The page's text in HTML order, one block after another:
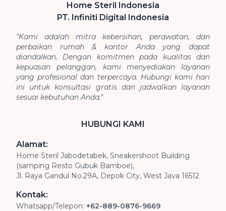
Home Steril Indonesia
PT. Infiniti Digital Indonesia
"Kami adalah mitra kebersihan, perawatan, dan
perbaikan rumah & kantor Anda yang dapat
diandalkan. Dengan komitmen pada kualitas dan
kepuasan pelanggan, kami menyediakan layanan
yang profesional dan terpercaya. Hubungi kami hari
ini untuk konsultasi gratis dan jadwalkan layanan
sesuai kebutuhan Anda."
HUBUNGI KAMI
Alamat:
Home Steril Jabodetabek, Sneakershoot Building
(samping Resto Gubuk Bamboe),
Jl. Raya Gandul No.29A, Depok City, West Java 16512
Kontak:
Whatsapp/Telepon: +62-889-0876-9669